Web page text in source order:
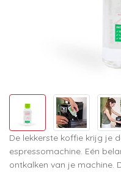
De lekkerste koffie krijg je
espressomachine. Eén
ontkalken van je machine.